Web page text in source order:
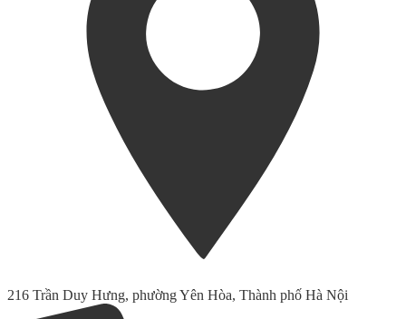
216 Trần Duy Hưng, phường Yên Hòa, Thành phố Hà Nội